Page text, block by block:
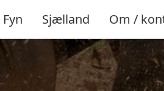
Fyn Sjælland Om /